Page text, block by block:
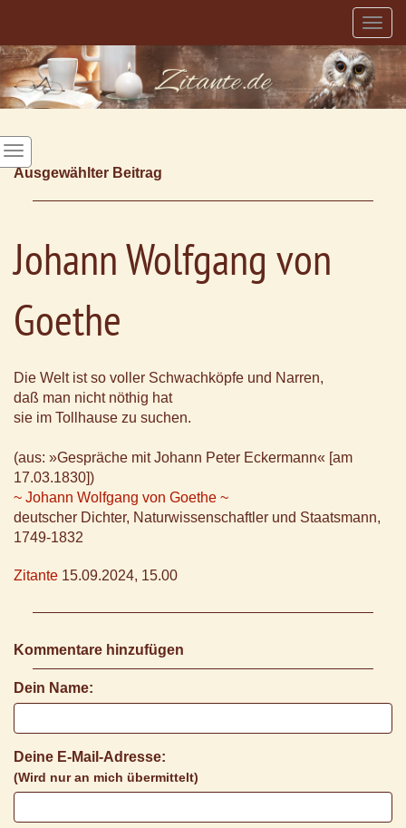
Ausgewählter Beitrag
Johann Wolfgang von
Goethe
Die Welt ist so voller Schwachköpfe und Narren,
daß man nicht nöthig hat
sie im Tollhause zu suchen.
(aus: »Gespräche mit Johann Peter Eckermann« [am
17.03.1830])
~ Johann Wolfgang von Goethe ~
deutscher Dichter, Naturwissenschaftler und Staatsmann,
1749-1832
Zitante 15.09.2024, 15.00
Kommentare hinzufügen
Dein Name:
Deine E-Mail-Adresse:
(Wird nur an mich übermittelt)